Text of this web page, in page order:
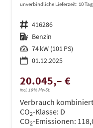
unverbindliche Lieferzeit: 10
Fahrzeugnr. 416286
Kraftstoff Benzin
Leistung 74 kW (101 PS)
01.12.2025
20.045,– €
incl. 19% MwSt.
Verbrauch
CO2-Klasse: D
CO2-Emissionen: